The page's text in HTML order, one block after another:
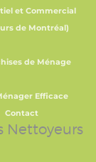
et Commercial
de Montréal)
de Ménage
Efficace
Contact
Nettoyeurs